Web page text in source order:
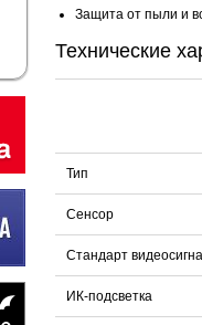
Защита от пыли и
Технические
Тип
Сенсор
Стандарт
ИК-подсветка